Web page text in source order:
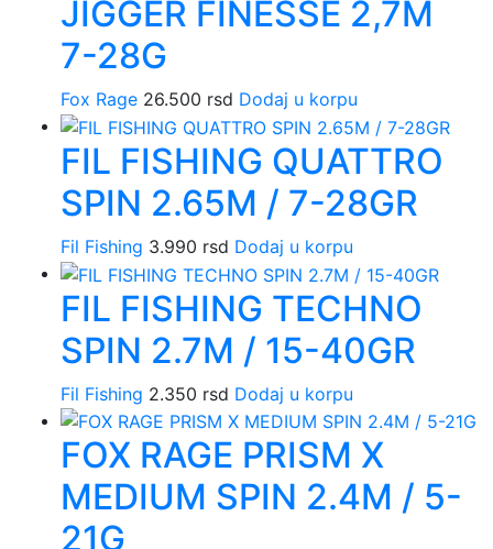
JIGGER FINESSE 2,7M
7-28G
Fox Rage 26.500 rsd Dodaj u korpu
FIL FISHING QUATTRO
SPIN 2.65M / 7-28GR
Fil Fishing 3.990 rsd Dodaj u korpu
FIL FISHING TECHNO
SPIN 2.7M / 15-40GR
Fil Fishing 2.350 rsd Dodaj u korpu
FOX RAGE PRISM X
MEDIUM SPIN 2.4M / 5-
21G